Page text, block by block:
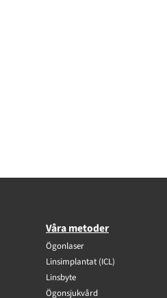
Våra metoder
Ögonlaser
Linsimplantat (ICL)
Linsbyte
Ögonsjukvård